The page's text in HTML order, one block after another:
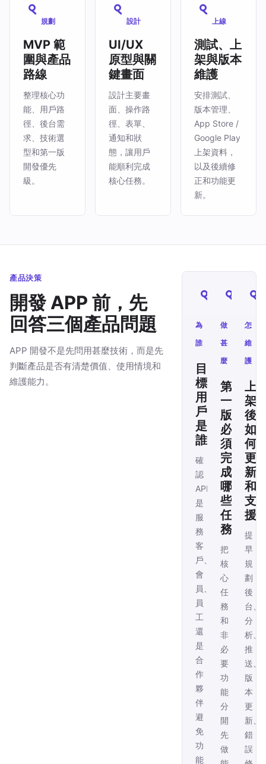
規劃
MVP 範
圍與產品
路線
整理核心功
能、用戶路
徑、後台需
求、技術選
型和第一版
開發優先
級。
設計
UI/UX
原型與關
鍵畫面
設計主要畫
面、操作路
徑、表單、
通知和狀
態，讓用戶
能順利完成
核心任務。
上線
測試、上
架與版本
維護
安排測試、
版本管理、
App Store /
Google Play
上架資料，
以及後續修
正和功能更
新。
產品決策
開發 APP 前，先
回答三個產品問題
APP 開發不是先問用甚麼技術，而是先
判斷產品是否有清楚價值、使用情境和
維護能力。
為
誰
目
標
用
戶
是
誰
確
認
APP
是
服
務
客
戶、
會
員、
員
工
還
是
合
作
夥
伴，
避
免
功
能
做
甚
麼
第
一
版
必
須
完
成
哪
些
任
務
把
核
心
任
務
和
非
必
要
功
能
分
開，
先
做
怎
維
護
上
架
後
如
何
更
新
和
支
援
提
早
規
劃
後
台、
分
析、
推
送、
版
本
更
新、
錯
誤